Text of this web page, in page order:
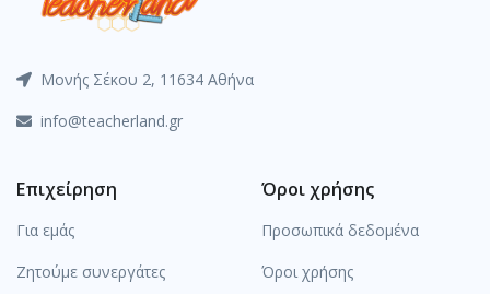
Μονής Σέκου 2, 11634 Αθήνα
info@teacherland.gr
Επιχείρηση
Για εμάς
Ζητούμε συνεργάτες
Όροι χρήσης
Προσωπικά δεδομένα
Όροι χρήσης